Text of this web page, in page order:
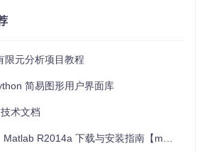
文件介绍
内的参数直接设定。这意味着，对于大多
需调整EasyGUI的行为，比如更改默认字
应直接在使用EasyGUI的Python脚本中进
限元分析项目教程
简易图形用户界面库
术文档
R2014a 下载与安装指南【matlab下载】